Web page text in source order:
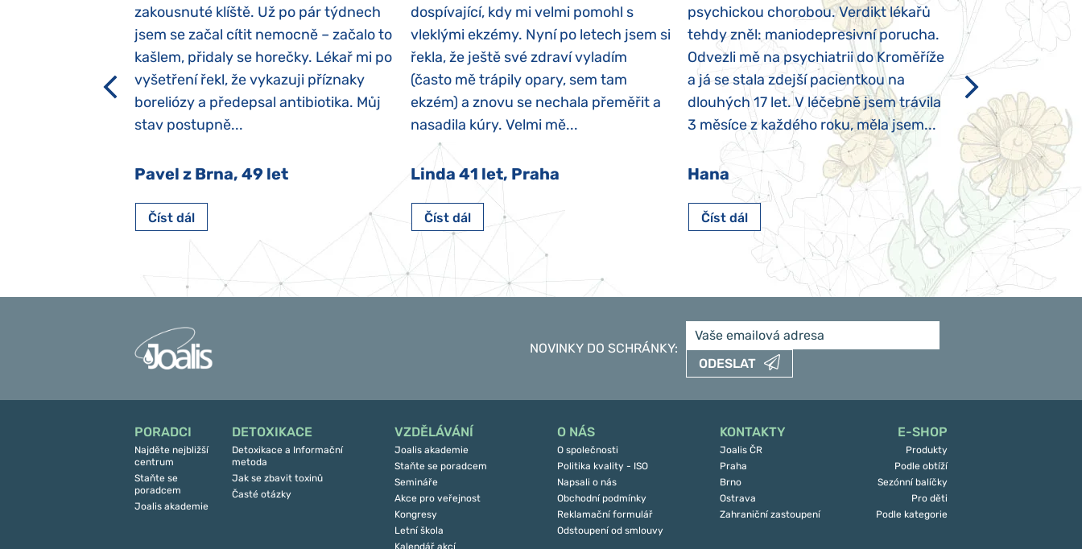
zakousnuté klíště. Už po pár týdnech
jsem se začal cítit nemocně – začalo to
kašlem, přidaly se horečky. Lékař mi po
vyšetření řekl, že vykazuji příznaky
boreliózy a předepsal antibiotika. Můj
stav postupně...
Pavel z Brna, 49 let
Číst dál
dospívající, kdy mi velmi pomohl s
vleklými ekzémy. Nyní po letech jsem si
řekla, že ještě své zdraví vyladím
(často mě trápily opary, sem tam
ekzém) a znovu se nechala přeměřit a
nasadila kúry. Velmi mě...
Linda 41 let, Praha
Číst dál
psychickou chorobou. Verdikt lékařů
tehdy zněl: maniodepresivní porucha.
Odvezli mě na psychiatrii do Kroměříže
a já se stala zdejší pacientkou na
dlouhých 17 let. V léčebně jsem trávila
3 měsíce z každého roku, měla jsem...
Hana
Číst dál
diagnostikován
První příznaky
narození,
který je u
Po půl roce
krmit
Pavlína
Číst dál
NOVINKY DO SCHRÁNKY:
ODESLAT
PORADCI
Najděte nejbližší
centrum
Staňte se
poradcem
Joalis akademie
DETOXIKACE
Detoxikace a Informační
metoda
Jak se zbavit toxinů
Časté otázky
VZDĚLÁVÁNÍ
Joalis akademie
Staňte se poradcem
Semináře
Akce pro veřejnost
Kongresy
Letní škola
Kalendář akcí
O NÁS
O společnosti
Politika kvality - ISO
Napsali o nás
Obchodní podmínky
Reklamační formulář
Odstoupení od smlouvy
KONTAKTY
Joalis ČR
Praha
Brno
Ostrava
Zahraniční zastoupení
E-SHOP
Produkty
Podle obtíží
Sezónní balíčky
Pro děti
Podle kategorie